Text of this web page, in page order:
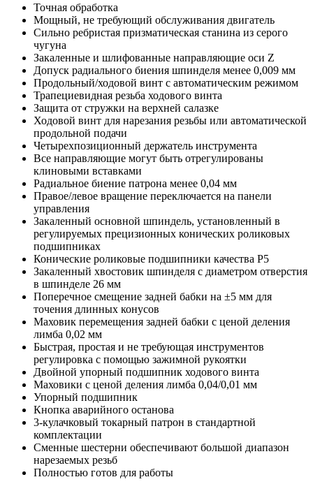
Точная обработка
Мощный, не требующий обслуживания двигатель
Сильно ребристая призматическая станина из серого
чугуна
Закаленные и шлифованные направляющие оси Z
Допуск радиального биения шпинделя менее 0,009 мм
Продольный/ходовой винт с автоматическим режимом
Трапециевидная резьба ходового винта
Защита от стружки на верхней салазке
Ходовой винт для нарезания резьбы или автоматической
продольной подачи
Четырехпозиционный держатель инструмента
Все направляющие могут быть отрегулированы
клиновыми вставками
Радиальное биение патрона менее 0,04 мм
Правое/левое вращение переключается на панели
управления
Закаленный основной шпиндель, установленный в
регулируемых прецизионных конических роликовых
подшипниках
Конические роликовые подшипники качества P5
Закаленный хвостовик шпинделя с диаметром отверстия
в шпинделе 26 мм
Поперечное смещение задней бабки на ±5 мм для
точения длинных конусов
Маховик перемещения задней бабки с ценой деления
лимба 0,02 мм
Быстрая, простая и не требующая инструментов
регулировка с помощью зажимной рукоятки
Двойной упорный подшипник ходового винта
Маховики с ценой деления лимба 0,04/0,01 мм
Упорный подшипник
Кнопка аварийного останова
3-кулачковый токарный патрон в стандартной
комплектации
Сменные шестерни обеспечивают большой диапазон
нарезаемых резьб
Полностью готов для работы